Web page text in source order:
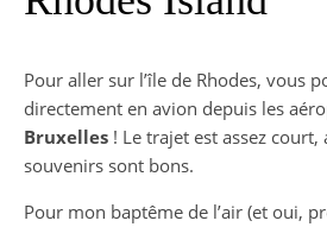
Pour aller sur l’île de Rhodes, vous
directement en avion depuis les
Bruxelles ! Le trajet est assez
souvenirs sont bons.
Pour mon baptême de l’air (et oui,